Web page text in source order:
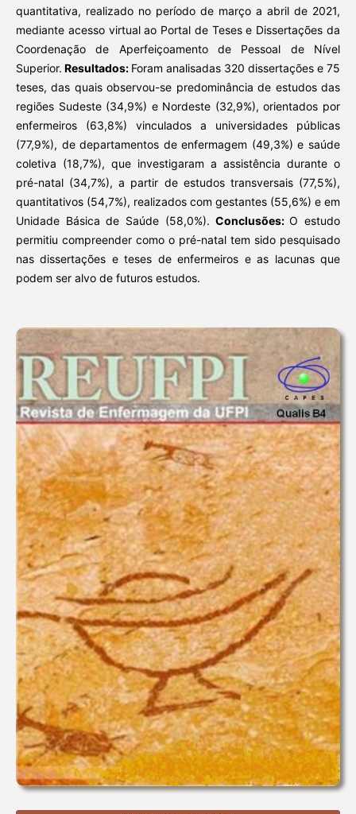
quantitativa, realizado no período de março a abril de 2021,
mediante acesso virtual ao Portal de Teses e Dissertações da
Coordenação de Aperfeiçoamento de Pessoal de Nível
Superior. Resultados: Foram analisadas 320 dissertações e 75
teses, das quais observou-se predominância de estudos das
regiões Sudeste (34,9%) e Nordeste (32,9%), orientados por
enfermeiros (63,8%) vinculados a universidades públicas
(77,9%), de departamentos de enfermagem (49,3%) e saúde
coletiva (18,7%), que investigaram a assistência durante o
pré-natal (34,7%), a partir de estudos transversais (77,5%),
quantitativos (54,7%), realizados com gestantes (55,6%) e em
Unidade Básica de Saúde (58,0%). Conclusões:O estudo
permitiu compreender como o pré-natal tem sido pesquisado
nas dissertações e teses de enfermeiros e as lacunas que
podem ser alvo de futuros estudos.